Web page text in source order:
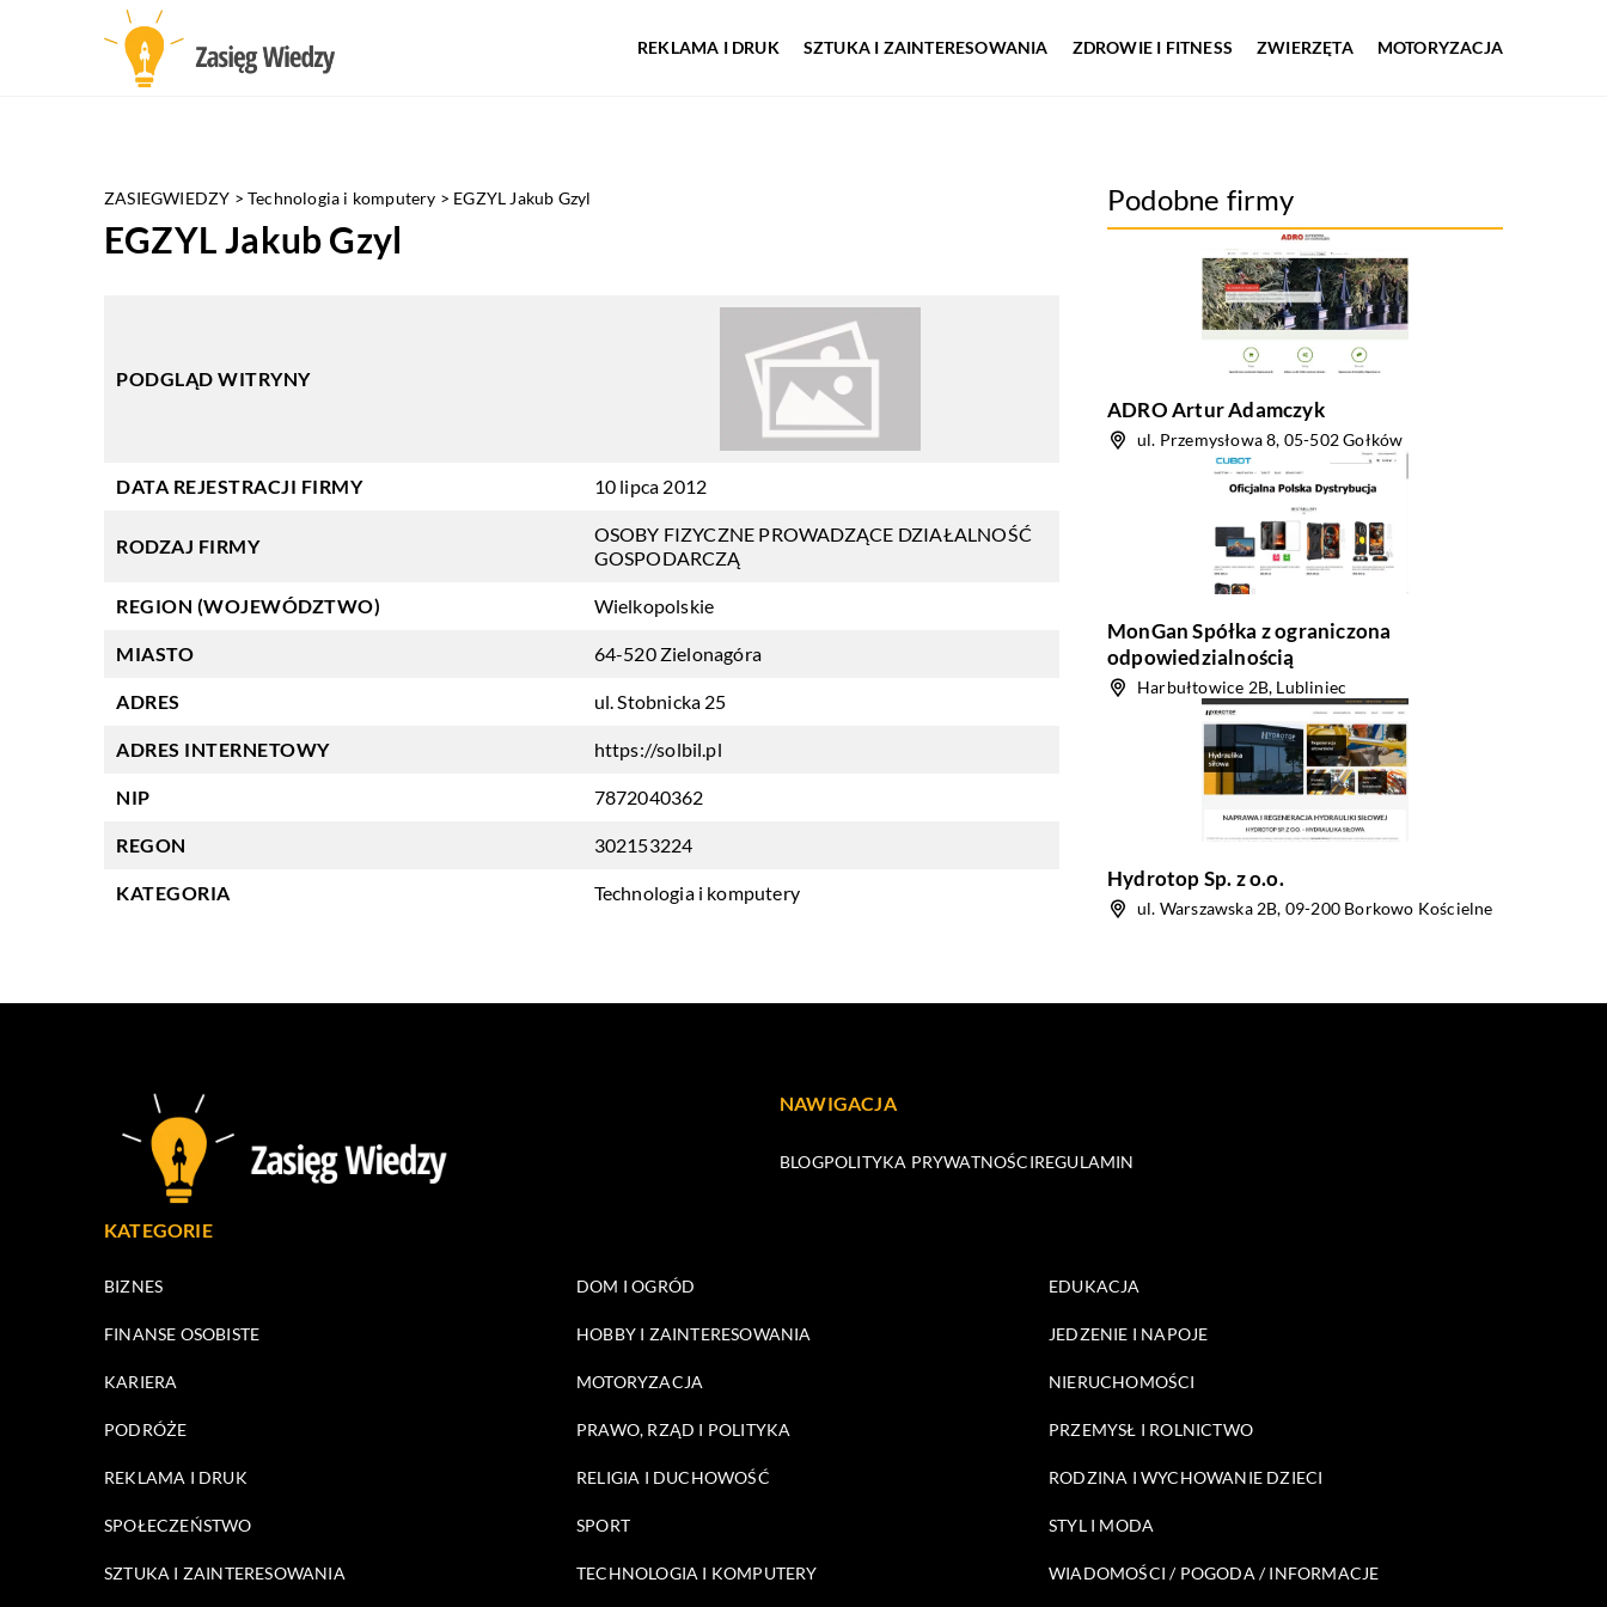
REKLAMA I DRUK SZTUKA I ZAINTERESOWANIA ZDROWIE I FITNESS ZWIERZĘTA MOTORYZACJA
ZASIEGWIEDZY >Technologia i komputery > EGZYL Jakub Gzyl
EGZYL Jakub Gzyl
PODGLĄD WITRYNY
DATA REJESTRACJI FIRMY 10 lipca 2012
RODZAJ FIRMY
OSOBY FIZYCZNE PROWADZĄCE DZIAŁALNOŚĆ
GOSPODARCZĄ
REGION (WOJEWÓDZTWO) Wielkopolskie
MIASTO 64-520 Zielonagóra
ADRES ul. Stobnicka 25
ADRES INTERNETOWY https://solbil.pl
NIP 7872040362
REGON 302153224
KATEGORIA Technologia i komputery
Podobne firmy
ADRO Artur Adamczyk
ul. Przemysłowa 8, 05-502 Gołków
MonGan Spółka z ograniczona
odpowiedzialnością
Harbułtowice 2B, Lubliniec
Hydrotop Sp. z o.o.
ul. Warszawska 2B, 09-200 Borkowo Kościelne
NAWIGACJA
BLOGPOLITYKA PRYWATNOŚCIREGULAMIN
KATEGORIE
BIZNES DOM I OGRÓD EDUKACJA
FINANSE OSOBISTE HOBBY I ZAINTERESOWANIA JEDZENIE I NAPOJE
KARIERA MOTORYZACJA NIERUCHOMOŚCI
PODRÓŻE PRAWO, RZĄD I POLITYKA PRZEMYSŁ I ROLNICTWO
REKLAMA I DRUK RELIGIA I DUCHOWOŚĆ RODZINA I WYCHOWANIE DZIECI
SPOŁECZEŃSTWO SPORT STYL I MODA
SZTUKA I ZAINTERESOWANIA TECHNOLOGIA I KOMPUTERY WIADOMOŚCI / POGODA / INFORMACJE